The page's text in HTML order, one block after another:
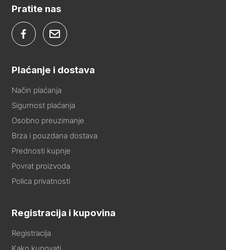
Pratite nas
Plaćanje i dostava
Način plaćanja
Sigurnost plaćanja
Osobno preuzimanje
Brza i pouzdana dostava
Prednosti kupnje
Povrat proizvoda
Polica privatnosti
Registracija i kupovina
Registracija